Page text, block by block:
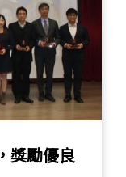
獎勵優良